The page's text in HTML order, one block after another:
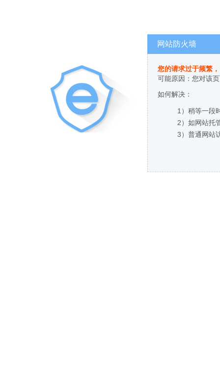
网站防火墙
您的请求过于频繁
可能原因：您对该
如何解决：
1）稍等一段
2）如网站托
3）普通网站